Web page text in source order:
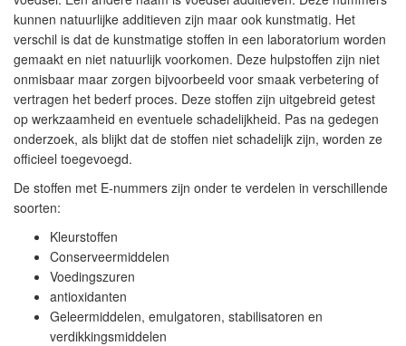
kunnen natuurlijke additieven zijn maar ook kunstmatig. Het
verschil is dat de kunstmatige stoffen in een laboratorium worden
gemaakt en niet natuurlijk voorkomen. Deze hulpstoffen zijn niet
onmisbaar maar zorgen bijvoorbeeld voor smaak verbetering of
vertragen het bederf proces. Deze stoffen zijn uitgebreid getest
op werkzaamheid en eventuele schadelijkheid. Pas na gedegen
onderzoek, als blijkt dat de stoffen niet schadelijk zijn, worden ze
officieel toegevoegd.
De stoffen met E-nummers zijn onder te verdelen in verschillende
soorten:
Kleurstoffen
Conserveermiddelen
Voedingszuren
antioxidanten
Geleermiddelen, emulgatoren, stabilisatoren en
verdikkingsmiddelen